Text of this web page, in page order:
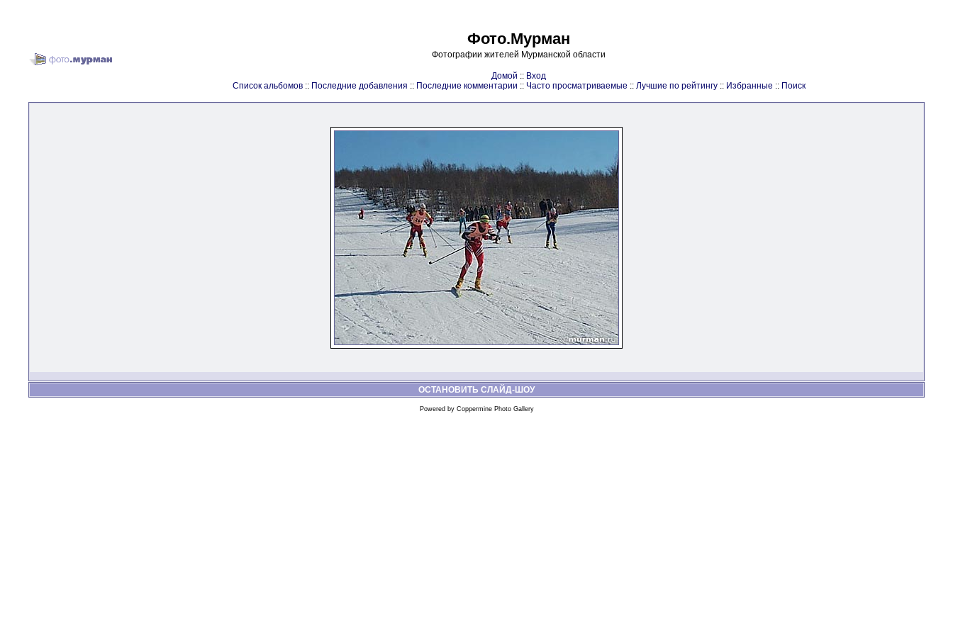
Фото.Мурман
Фотографии жителей Мурманской области
Домой :: Вход
Список альбомов:: Последние добавления :: Последние комментарии :: Часто просматриваемые :: Лучшие по рейтингу:: Избранные :: Поиск
ОСТАНОВИТЬ СЛАЙД-ШОУ
Powered by Coppermine Photo Gallery